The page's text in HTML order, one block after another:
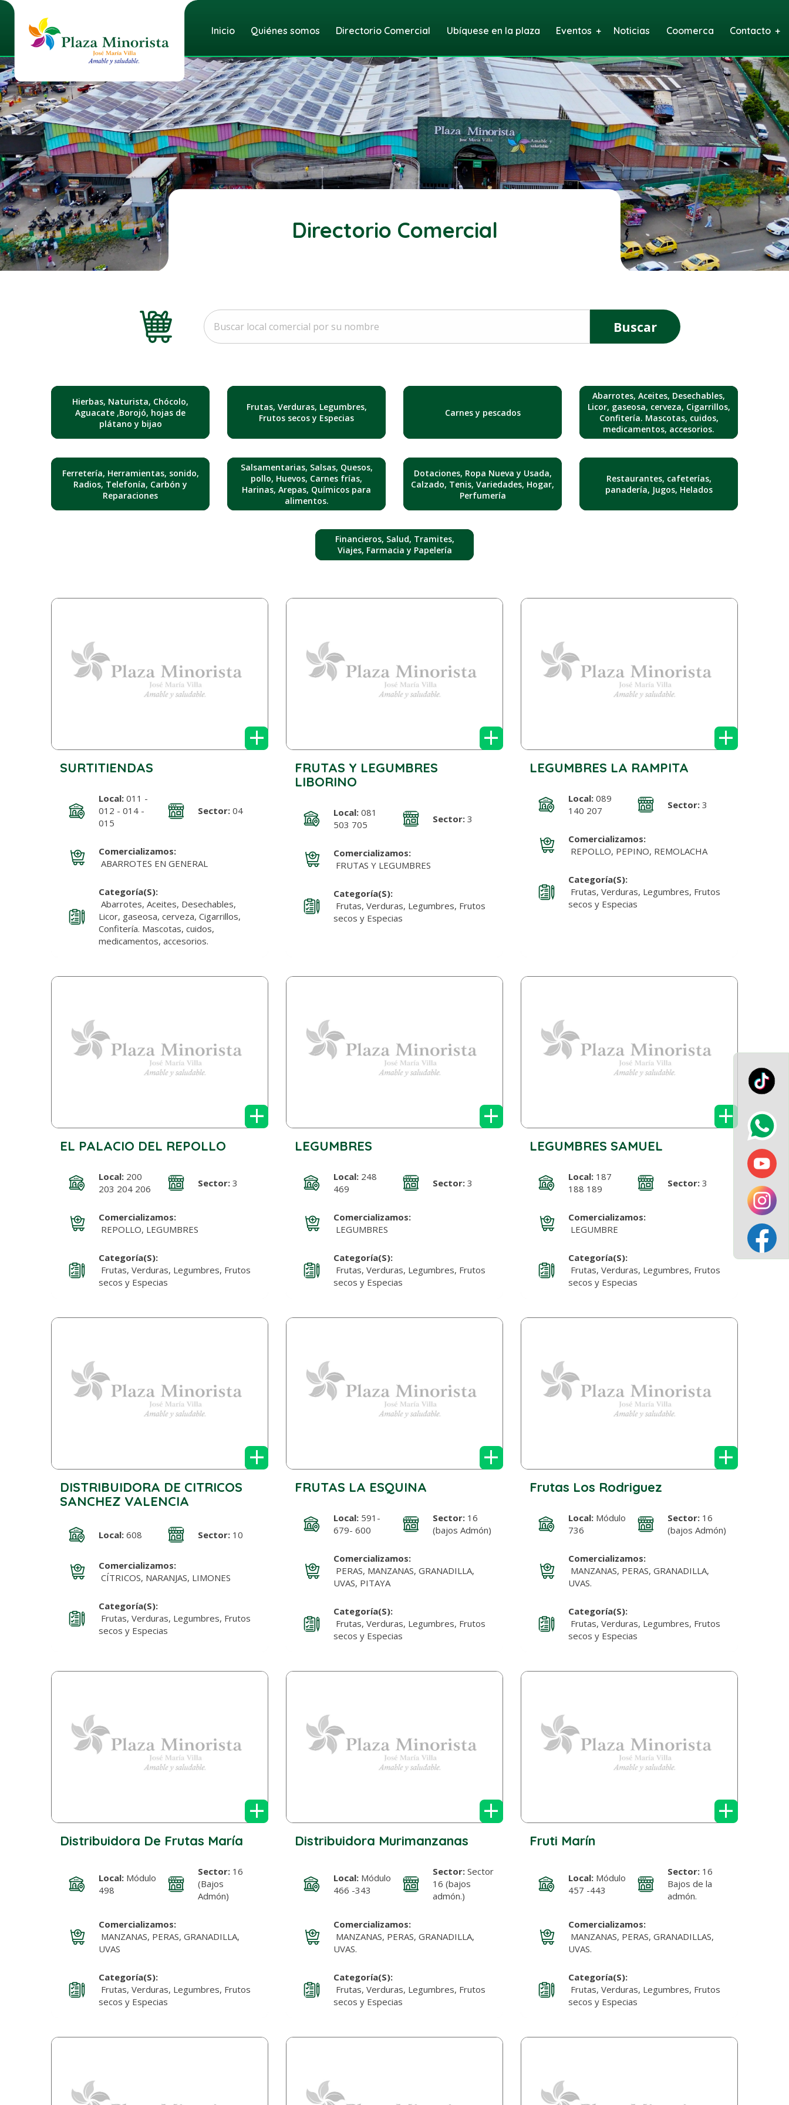
Inicio Quiénes somos Directorio Comercial Ubíquese en la plaza Eventos Noticias Coomerca Contacto
Directorio Comercial
Buscar
Hierbas, Naturista, Chócolo,
Aguacate ,Borojó, hojas de
plátano y bijao
Frutas, Verduras, Legumbres,
Frutos secos y Especias
Carnes y pescados
Abarrotes, Aceites, Desechables,
Licor, gaseosa, cerveza, Cigarrillos,
Confitería. Mascotas, cuidos,
medicamentos, accesorios.
Ferretería, Herramientas, sonido,
Radios, Telefonía, Carbón y
Reparaciones
Salsamentarias, Salsas, Quesos,
pollo, Huevos, Carnes frías,
Harinas, Arepas, Químicos para
alimentos.
Dotaciones, Ropa Nueva y Usada,
Calzado, Tenis, Variedades, Hogar,
Perfumería
Restaurantes, cafeterías,
panadería, Jugos, Helados
Financieros, Salud, Tramites,
Viajes, Farmacia y Papelería
+
SURTITIENDAS
Local:011 -
012 - 014 -
015
Sector: 04
Comercializamos:
ABARROTES EN GENERAL
Categoría(s):
Abarrotes, Aceites, Desechables,
Licor, gaseosa, cerveza, Cigarrillos,
Confitería. Mascotas, cuidos,
medicamentos, accesorios.
+
FRUTAS Y LEGUMBRES
LIBORINO
Local:081
503 705
Sector: 3
Comercializamos:
FRUTAS Y LEGUMBRES
Categoría(s):
Frutas, Verduras, Legumbres, Frutos
secos y Especias
+
LEGUMBRES LA RAMPITA
Local:089
140 207
Sector: 3
Comercializamos:
REPOLLO, PEPINO, REMOLACHA
Categoría(s):
Frutas, Verduras, Legumbres, Frutos
secos y Especias
+
EL PALACIO DEL REPOLLO
Local:200
203 204 206
Sector: 3
Comercializamos:
REPOLLO, LEGUMBRES
Categoría(s):
Frutas, Verduras, Legumbres, Frutos
secos y Especias
+
LEGUMBRES
Local:248
469
Sector: 3
Comercializamos:
LEGUMBRES
Categoría(s):
Frutas, Verduras, Legumbres, Frutos
secos y Especias
+
LEGUMBRES SAMUEL
Local:187
188 189
Sector: 3
Comercializamos:
LEGUMBRE
Categoría(s):
Frutas, Verduras, Legumbres, Frutos
secos y Especias
+
DISTRIBUIDORA DE CITRICOS
SANCHEZ VALENCIA
Local:608 Sector: 10
Comercializamos:
CÍTRICOS, NARANJAS, LIMONES
Categoría(s):
Frutas, Verduras, Legumbres, Frutos
secos y Especias
+
FRUTAS LA ESQUINA
Local:591-
679- 600
Sector: 16
(bajos Admón)
Comercializamos:
PERAS, MANZANAS, GRANADILLA,
UVAS, PITAYA
Categoría(s):
Frutas, Verduras, Legumbres, Frutos
secos y Especias
+
Frutas Los Rodriguez
Local:Módulo
736
Sector: 16
(bajos Admón)
Comercializamos:
MANZANAS, PERAS, GRANADILLA,
UVAS.
Categoría(s):
Frutas, Verduras, Legumbres, Frutos
secos y Especias
+
Distribuidora De Frutas María
Local:Módulo
498
Sector: 16
(Bajos
Admón)
Comercializamos:
MANZANAS, PERAS, GRANADILLA,
UVAS
Categoría(s):
Frutas, Verduras, Legumbres, Frutos
secos y Especias
+
Distribuidora Murimanzanas
Local:Módulo
466 -343
Sector: Sector
16 (bajos
admón.)
Comercializamos:
MANZANAS, PERAS, GRANADILLA,
UVAS.
Categoría(s):
Frutas, Verduras, Legumbres, Frutos
secos y Especias
+
Fruti Marín
Local:Módulo
457 -443
Sector: 16
Bajos de la
admón.
Comercializamos:
MANZANAS, PERAS, GRANADILLAS,
UVAS.
Categoría(s):
Frutas, Verduras, Legumbres, Frutos
secos y Especias